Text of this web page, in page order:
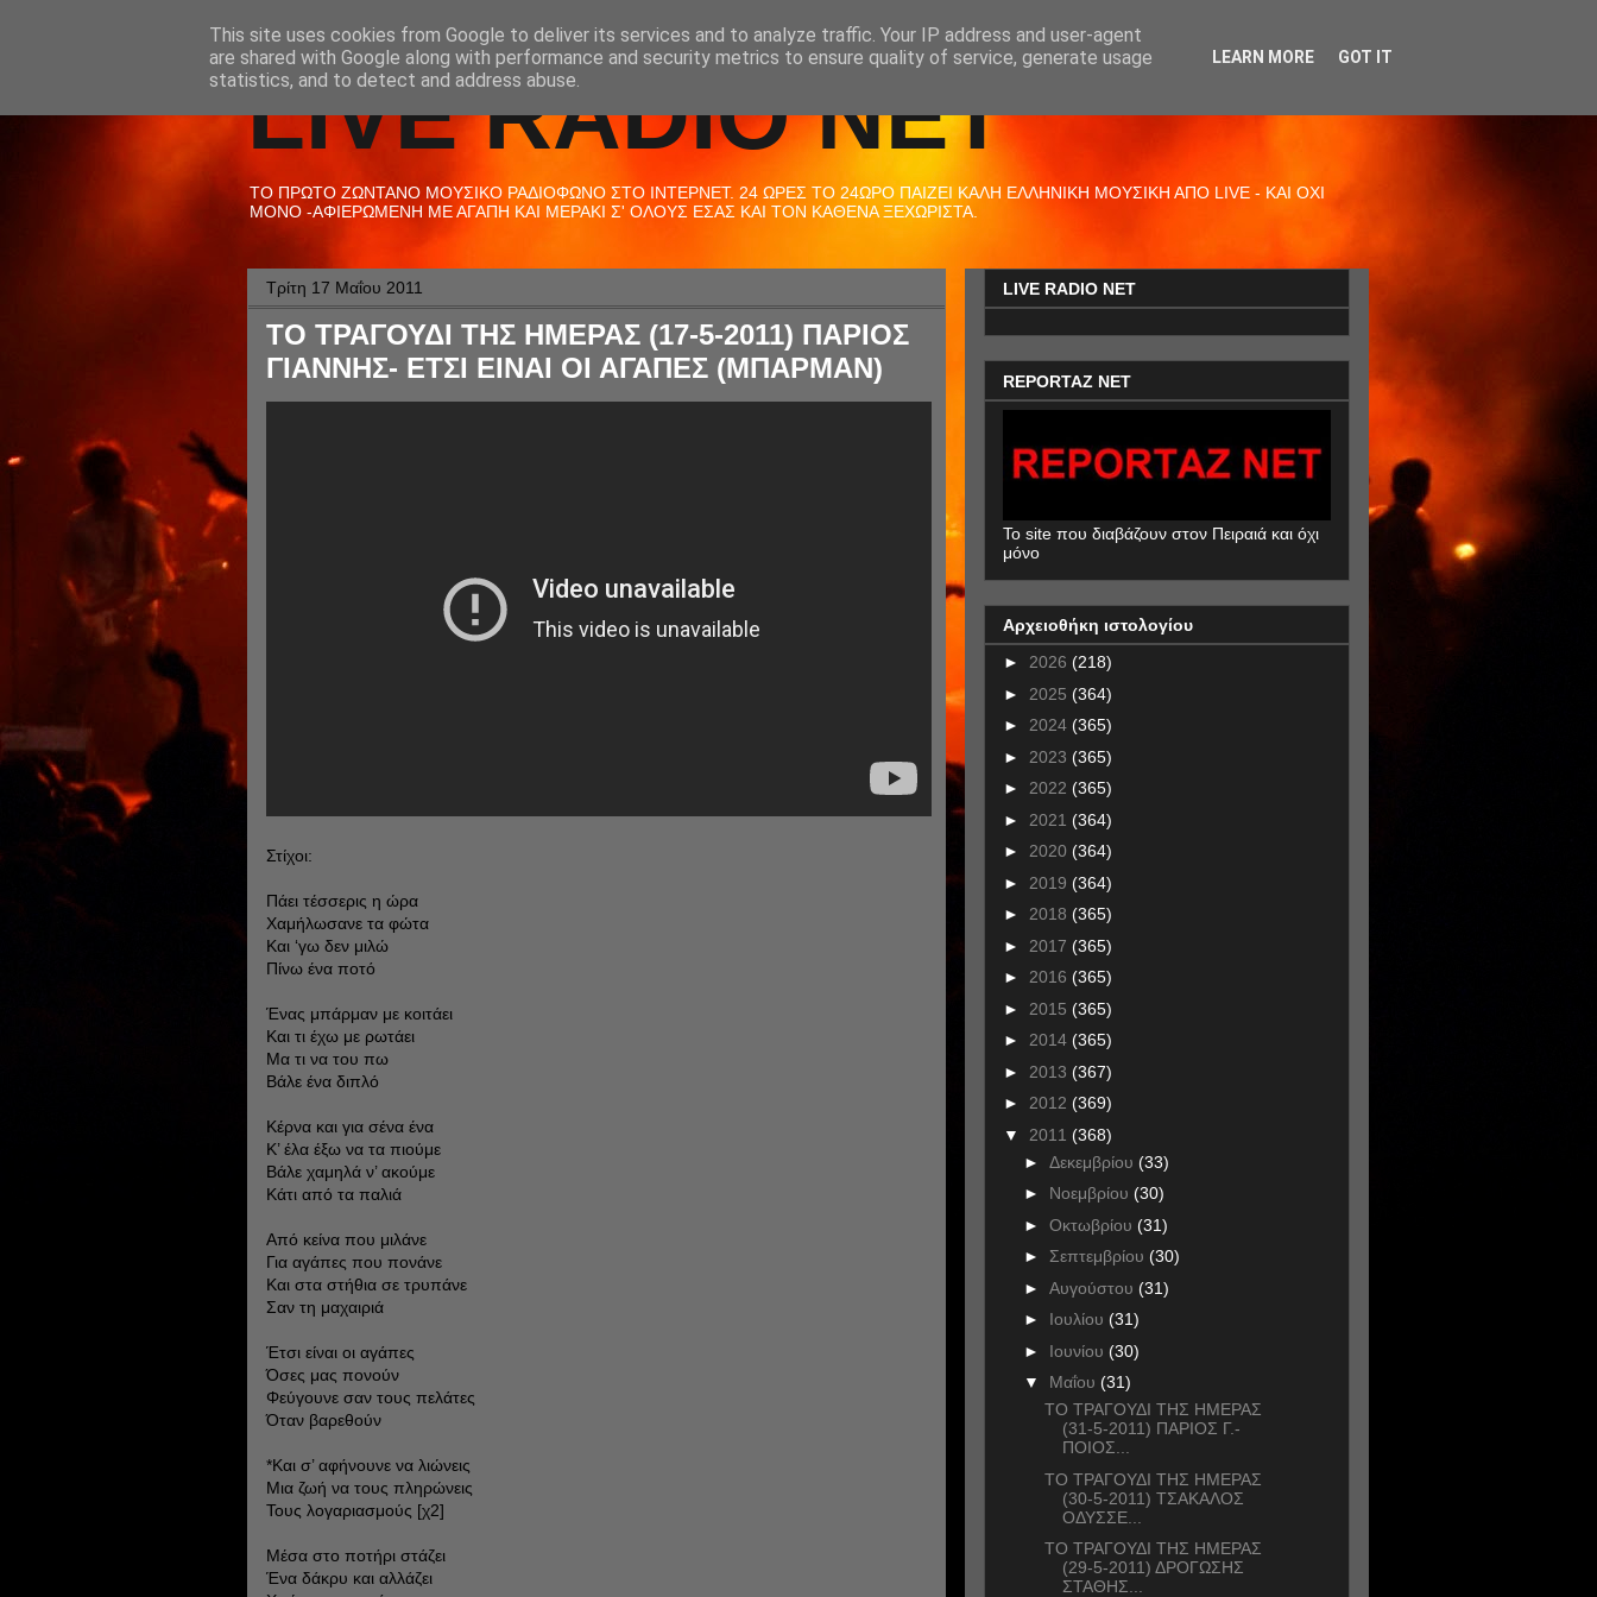
LIVE RADIO NET
ΤΟ ΠΡΩΤΟ ΖΩΝΤΑΝΟ ΜΟΥΣΙΚΟ ΡΑΔΙΟΦΩΝΟ ΣΤΟ ΙΝΤΕΡΝΕΤ. 24 ΩΡΕΣ ΤΟ 24ΩΡΟ ΠΑΙΖΕΙ ΚΑΛΗ ΕΛΛΗΝΙΚΗ ΜΟΥΣΙΚΗ ΑΠΟ LIVE - ΚΑΙ ΟΧΙ
ΜΟΝΟ -ΑΦΙΕΡΩΜΕΝΗ ΜΕ ΑΓΑΠΗ ΚΑΙ ΜΕΡΑΚΙ Σ' ΟΛΟΥΣ ΕΣΑΣ ΚΑΙ ΤΟΝ ΚΑΘΕΝΑ ΞΕΧΩΡΙΣΤΑ.
Τρίτη 17 Μαΐου 2011
ΤΟ ΤΡΑΓΟΥΔΙ ΤΗΣ ΗΜΕΡΑΣ (17-5-2011) ΠΑΡΙΟΣ
ΓΙΑΝΝΗΣ- ΕΤΣΙ ΕΙΝΑΙ ΟΙ ΑΓΑΠΕΣ (ΜΠΑΡΜΑΝ)
Στίχοι:
Πάει τέσσερις η ώρα
Χαμήλωσανε τα φώτα
Και ‘γω δεν μιλώ
Πίνω ένα ποτό
Ένας μπάρμαν με κοιτάει
Και τι έχω με ρωτάει
Μα τι να του πω
Βάλε ένα διπλό
Κέρνα και για σένα ένα
Κ’ έλα έξω να τα πιούμε
Βάλε χαμηλά ν’ ακούμε
Κάτι από τα παλιά
Από κείνα που μιλάνε
Για αγάπες που πονάνε
Και στα στήθια σε τρυπάνε
Σαν τη μαχαιριά
Έτσι είναι οι αγάπες
Όσες μας πονούν
Φεύγουνε σαν τους πελάτες
Όταν βαρεθούν
*Και σ’ αφήνουνε να λιώνεις
Μια ζωή να τους πληρώνεις
Τους λογαριασμούς [χ2]
Μέσα στο ποτήρι στάζει
Ένα δάκρυ και αλλάζει
LIVE RADIO NET
REPORTAZ NET
To site που διαβάζουν στον Πειραιά και όχι
μόνο
Αρχειοθήκη ιστολογίου
► 2026 (218)
► 2025 (364)
► 2024 (365)
► 2023 (365)
► 2022 (365)
► 2021 (364)
► 2020 (364)
► 2019 (364)
► 2018 (365)
► 2017 (365)
► 2016 (365)
► 2015 (365)
► 2014 (365)
► 2013 (367)
► 2012 (369)
▼ 2011 (368)
► Δεκεμβρίου (33)
► Νοεμβρίου (30)
► Οκτωβρίου (31)
► Σεπτεμβρίου (30)
► Αυγούστου (31)
► Ιουλίου (31)
► Ιουνίου (30)
▼ Μαΐου (31)
ΤΟ ΤΡΑΓΟΥΔΙ ΤΗΣ ΗΜΕΡΑΣ
(31-5-2011) ΠΑΡΙΟΣ Γ.-
ΠΟΙΟΣ...
ΤΟ ΤΡΑΓΟΥΔΙ ΤΗΣ ΗΜΕΡΑΣ
(30-5-2011) ΤΣΑΚΑΛΟΣ
ΟΔΥΣΣΕ...
ΤΟ ΤΡΑΓΟΥΔΙ ΤΗΣ ΗΜΕΡΑΣ
(29-5-2011) ΔΡΟΓΩΣΗΣ
ΣΤΑΘΗΣ...
This site uses cookies from Google to deliver its services and to analyze traffic. Your IP address and user-agent
are shared with Google along with performance and security metrics to ensure quality of service, generate usage
statistics, and to detect and address abuse.
LEARN MORE GOT IT